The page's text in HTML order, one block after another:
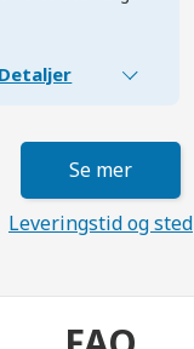
Se mer
Leveringstid og sted